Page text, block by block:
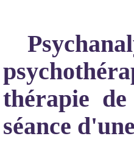
thérapie
séance